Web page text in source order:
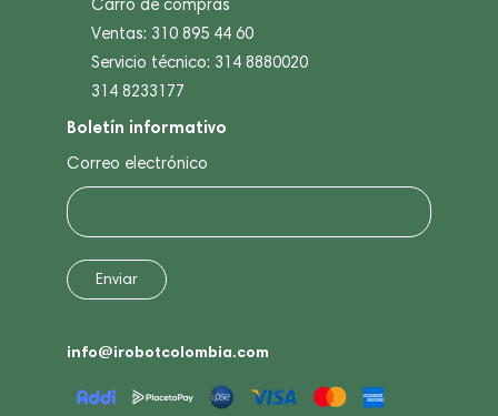
Ventas: 310 895 44 60
Servicio técnico: 314 8880020
314 8233177
Boletín informativo
Correo electrónico
info@irobotcolombia.com